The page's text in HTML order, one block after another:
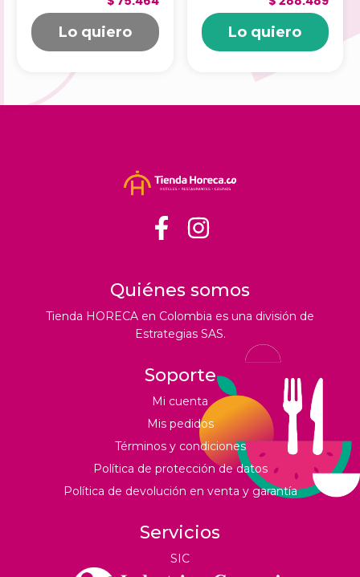
Lo quiero Lo quiero
Quiénes somos
Tienda HORECA en Colombia es una división de
Estrategias SAS.
Soporte
Mi cuenta
Mis pedidos
Términos y condiciones
Política de protección de datos
Política de devolución en venta y garantía
Servicios
SIC